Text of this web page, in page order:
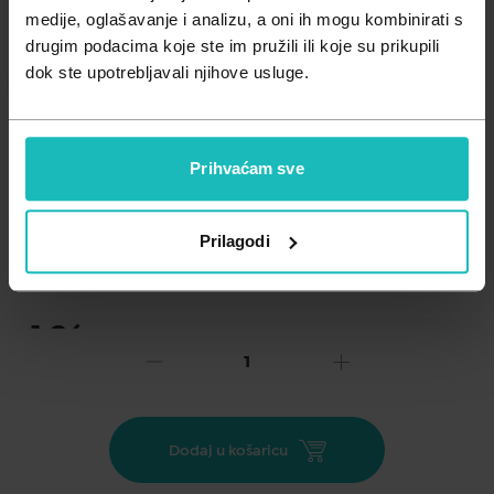
medije, oglašavanje i analizu, a oni ih mogu kombinirati s
drugim podacima koje ste im pružili ili koje su prikupili
dok ste upotrebljavali njihove usluge.
Prihvaćam sve
Prilagodi
Zdravlje muškarca
Zdravlje žene
Minerali
Probiotici i prebiotici
Važna obavijest prema Zakonu o zaštiti potrošača..
1,36
Koristi se za induciranje venske staze i da vena odabrana za
punkciju bude istaknutija.
Dodaj u košaricu